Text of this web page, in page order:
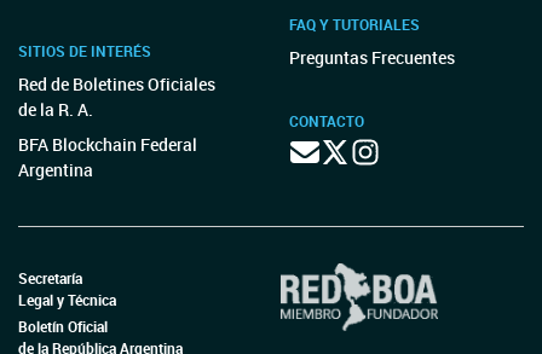
SITIOS DE INTERÉS
Red de Boletines Oficiales
de la R. A.
BFA Blockchain Federal
Argentina
FAQ Y TUTORIALES
Preguntas Frecuentes
CONTACTO
Secretaría
Legal y Técnica
Boletín Oficial
de la República Argentina